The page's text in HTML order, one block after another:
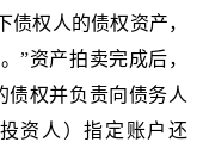
权人的债权资产，
”资产拍卖完成后，
债权并负责向债务人
资人）指定账户还